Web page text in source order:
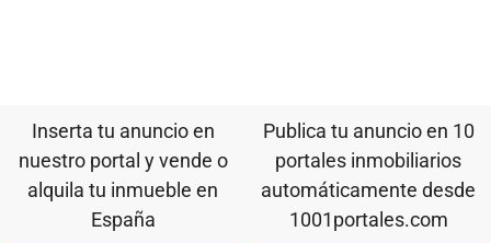
Inserta tu anuncio en
nuestro portal y vende o
alquila tu inmueble en
España
Publica tu anuncio en 10
portales inmobiliarios
automáticamente desde
1001portales.com